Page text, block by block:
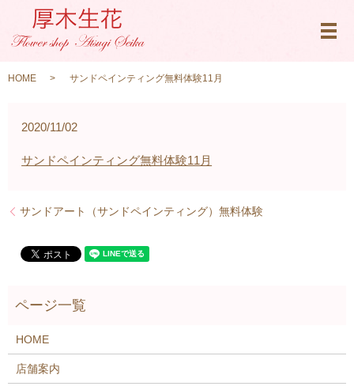
メ
HOME サンドペインティング無料体験11月
2020/11/02
サンドペインティング無料体験11月
サンドアート（サンドペインティング）無料体験
HOME
店舗案内